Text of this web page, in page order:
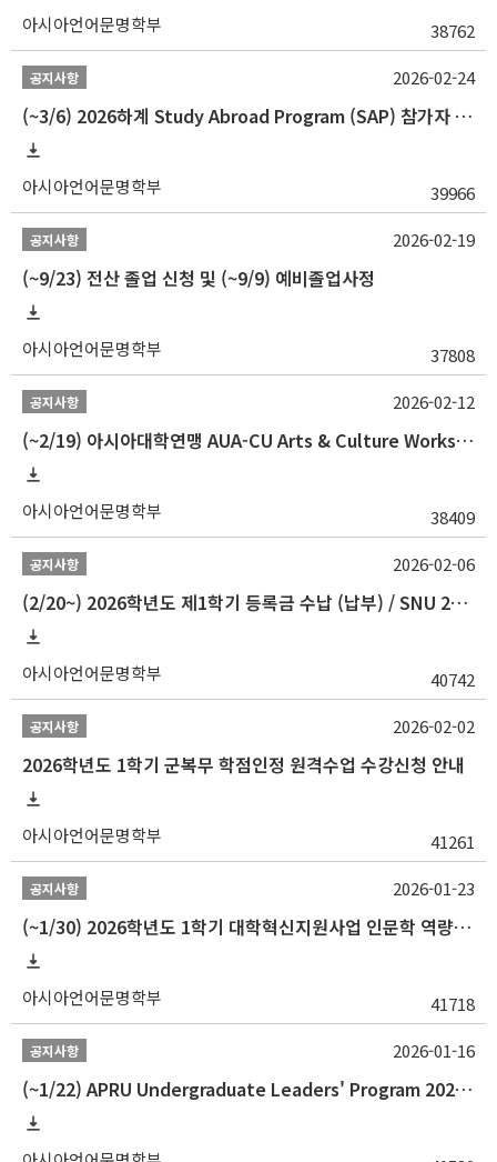
아시아언어문명학부 38762
공지사항
(~3/6) 2026하계 Study Abroad Program (SAP) 참가자 모집 안내
아시아언어문명학부 39966
2026-02-24
공지사항
(~9/23) 전산 졸업 신청 및 (~9/9) 예비졸업사정
아시아언어문명학부 37808
2026-02-19
공지사항
(~2/19) 아시아대학연맹 AUA-CU Arts & Culture Workshop Camp 2026 참가자 선발 안내
아시아언어문명학부 38409
2026-02-12
공지사항
(2/20~) 2026학년도 제1학기 등록금 수납 (납부) / SNU 26-1 Tuition fee payment notice
아시아언어문명학부 40742
2026-02-06
공지사항
2026학년도 1학기 군복무 학점인정 원격수업 수강신청 안내
아시아언어문명학부 41261
2026-02-02
공지사항
(~1/30) 2026학년도 1학기 대학혁신지원사업 인문학 역량강화 학업지원금 지원 선발 안내(학·석·박사)
아시아언어문명학부 41718
2026-01-23
공지사항
(~1/22) APRU Undergraduate Leaders' Program 2026 프로그램 참가자 모집
2026-01-16